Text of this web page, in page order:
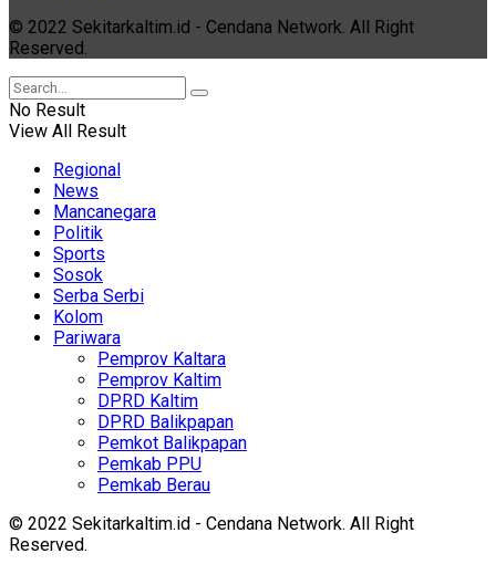
© 2022 Sekitarkaltim.id - Cendana Network. All Right
Reserved.
No Result
View All Result
Regional
News
Mancanegara
Politik
Sports
Sosok
Serba Serbi
Kolom
Pariwara
Pemprov Kaltara
Pemprov Kaltim
DPRD Kaltim
DPRD Balikpapan
Pemkot Balikpapan
Pemkab PPU
Pemkab Berau
© 2022 Sekitarkaltim.id - Cendana Network. All Right
Reserved.